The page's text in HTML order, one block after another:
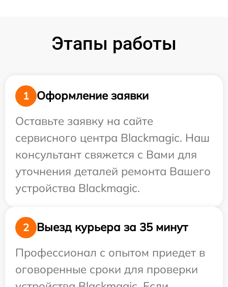
Этапы работы
1
Оформление заявки
Оставьте заявку на сайте
сервисного центра Blackmagic. Наш
консультант свяжется с Вами для
уточнения деталей ремонта Вашего
устройства Blackmagic.
2
Выезд курьера за 35 минут
Профессионал с опытом приедет в
оговоренные сроки для проверки